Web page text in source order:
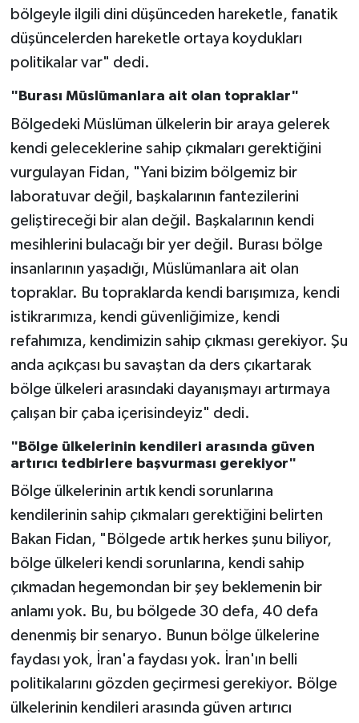
bölgeyle ilgili dini düşünceden hareketle, fanatik
düşüncelerden hareketle ortaya koydukları
politikalar var" dedi.
"Burası Müslümanlara ait olan topraklar"
Bölgedeki Müslüman ülkelerin bir araya gelerek
kendi geleceklerine sahip çıkmaları gerektiğini
vurgulayan Fidan, "Yani bizim bölgemiz bir
laboratuvar değil, başkalarının fantezilerini
geliştireceği bir alan değil. Başkalarının kendi
mesihlerini bulacağı bir yer değil. Burası bölge
insanlarının yaşadığı, Müslümanlara ait olan
topraklar. Bu topraklarda kendi barışımıza, kendi
istikrarımıza, kendi güvenliğimize, kendi
refahımıza, kendimizin sahip çıkması gerekiyor. Şu
anda açıkçası bu savaştan da ders çıkartarak
bölge ülkeleri arasındaki dayanışmayı artırmaya
çalışan bir çaba içerisindeyiz" dedi.
"Bölge ülkelerinin kendileri arasında güven
artırıcı tedbirlere başvurması gerekiyor"
Bölge ülkelerinin artık kendi sorunlarına
kendilerinin sahip çıkmaları gerektiğini belirten
Bakan Fidan, "Bölgede artık herkes şunu biliyor,
bölge ülkeleri kendi sorunlarına, kendi sahip
çıkmadan hegemondan bir şey beklemenin bir
anlamı yok. Bu, bu bölgede 30 defa, 40 defa
denenmiş bir senaryo. Bunun bölge ülkelerine
faydası yok, İran'a faydası yok. İran'ın belli
politikalarını gözden geçirmesi gerekiyor. Bölge
ülkelerinin kendileri arasında güven artırıcı